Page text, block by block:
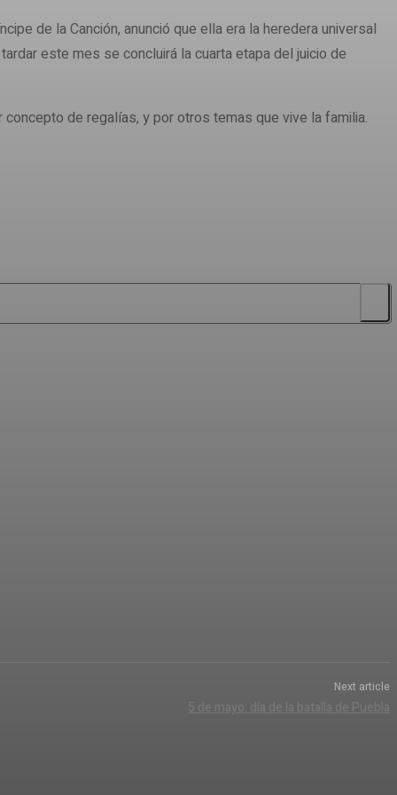
de la Canción, anunció que ella era la heredera universal
este mes se concluirá la cuarta etapa del juicio de
de regalías, y por otros temas que vive la familia.
Next article